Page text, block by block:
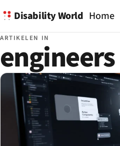
Disability World Home
ARTIKELEN IN
engineers